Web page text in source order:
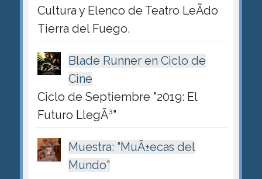
Cultura y Elenco de Teatro LeÃ­do
Tierra del Fuego.
Blade Runner en Ciclo de
Cine
Ciclo de Septiembre "2019: El
Futuro LlegÃ³"
Muestra: "MuÃ±ecas del
Mundo"